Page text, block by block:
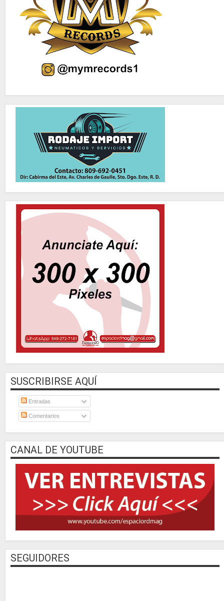
SUSCRIBIRSE AQUÍ
Entradas
Comentarios
CANAL DE YOUTUBE
SEGUIDORES